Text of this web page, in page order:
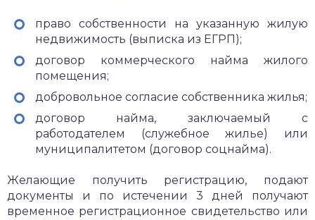
право собственности на указанную жилую
недвижимость (выписка из ЕГРП);
договор коммерческого найма жилого
помещения;
добровольное согласие собственника жилья;
договор найма, заключаемый с
работодателем (служебное жилье) или
муниципалитетом (договор соцнайма).
Желающие получить регистрацию, подают
документы и по истечении 3 дней получают
временное регистрационное свидетельство или